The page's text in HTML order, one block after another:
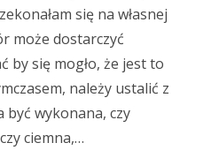
się na własnej
może dostarczyć
by się mogło, że jest to
należy ustalić z
być wykonana, czy
ciemna,…